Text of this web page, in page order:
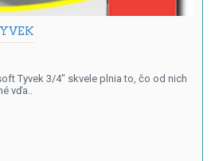
Tyvek 3/4" skvele plnia to, čo od nich
vďa..